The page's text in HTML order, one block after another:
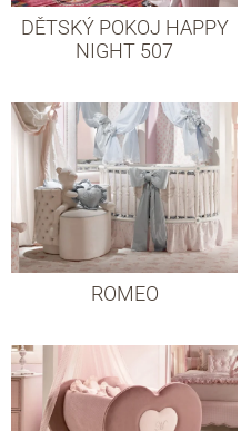
DĚTSKÝ POKOJ HAPPY
NIGHT 507
ROMEO